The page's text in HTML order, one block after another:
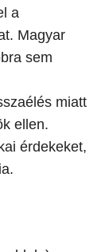
a
Magyar
sem
miatt
ellen.
érdekeket,